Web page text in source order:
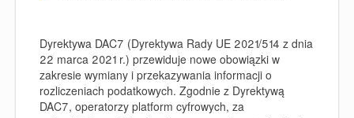
Dyrektywa DAC7 (Dyrektywa Rady UE 2021/514 z dnia
22 marca 2021 r.) przewiduje nowe obowiązki w
zakresie wymiany i przekazywania informacji o
rozliczeniach podatkowych. Zgodnie z Dyrektywą
DAC7, operatorzy platform cyfrowych, za